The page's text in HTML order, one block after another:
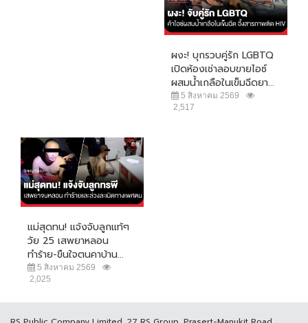
ผงะ! บุกรวบคู่รัก LGBTQ
เปิดห้องเช่าลอบขายไอซ์
ผสมน้ำเกลือในเข็มฉีดยา...
5 สิงหาคม 2569
2,517
แม่สุดทน! แจ้งจับลูกแท้ๆ
วัย 25 เสพยาหลอน
ทำร้าย-ขืนใจตนคาบ้าน...
5 สิงหาคม 2569
2,025